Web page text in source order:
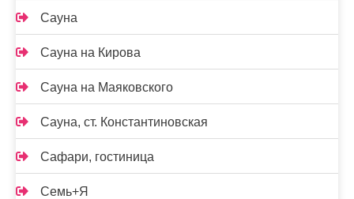
Сауна
Сауна на Кирова
Сауна на Маяковского
Сауна, ст. Константиновская
Сафари, гостиница
Семь+Я